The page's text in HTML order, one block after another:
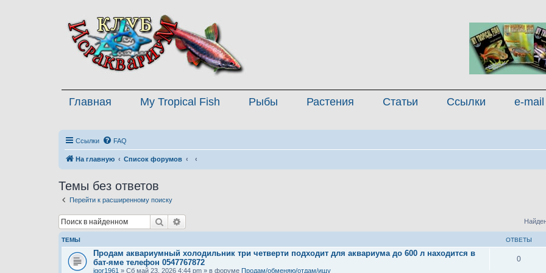
Главная My Tropical Fish Рыбы Растения Статьи Ссылки e-mail
Ссылки FAQ
На главную Список форумов
Темы без ответов
Перейти к расширенному поиску
Поиск
ТЕМЫ ОТВЕТЫ
Продам аквариумный холодильник три четверти подходит для аквариума до 600 л находится в
бат-яме телефон 0547767872
igor1961 » Сб май 23, 2026 4:44 pm » в форуме Продам/обменяю/отдам/ищу
0